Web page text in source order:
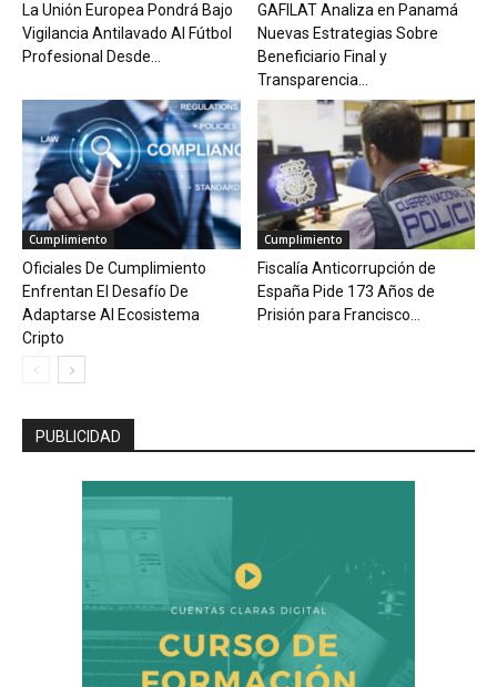
La Unión Europea Pondrá Bajo
Vigilancia Antilavado Al Fútbol
Profesional Desde...
GAFILAT Analiza en Panamá
Nuevas Estrategias Sobre
Beneficiario Final y
Transparencia...
Cumplimiento
Oficiales De Cumplimiento
Enfrentan El Desafío De
Adaptarse Al Ecosistema
Cripto
Cumplimiento
Fiscalía Anticorrupción de
España Pide 173 Años de
Prisión para Francisco...
PUBLICIDAD